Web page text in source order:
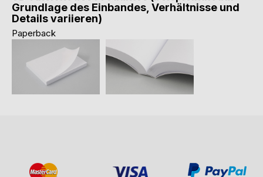
Grundlage des Einbandes, Verhältnisse und
Details variieren)
Paperback